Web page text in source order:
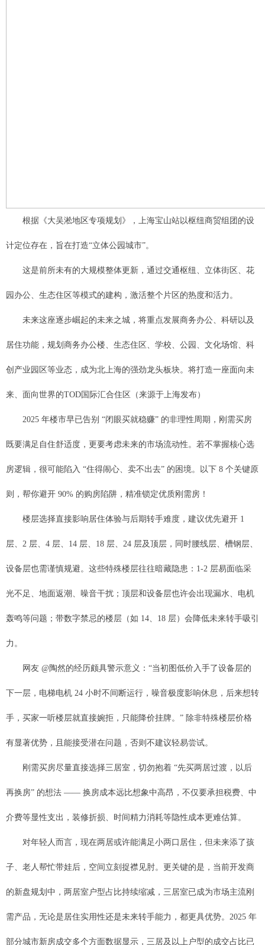
根据《大吴淞地区专项规划》，上海宝山站以枢纽商贸组团的设
计定位存在，旨在打造“立体公园城市”。
这是前所未有的大规模整体更新，通过交通枢纽、立体街区、花
园办公、生态住区等模式的建构，激活整个片区的热度和活力。
未来这座逐步崛起的未来之城，将重点发展商务办公、科研以及
居住功能，规划商务办公楼、生态住区、学校、公园、文化场馆、科
创产业园区等业态，成为北上海的强劲龙头板块。将打造一座面向未
来、面向世界的TOD国际汇合住区（来源于上海发布）
2025 年楼市早已告别 “闭眼买就稳赚” 的非理性周期，刚需买房
既要满足自住舒适度，更要考虑未来的市场流动性。若不掌握核心选
房逻辑，很可能陷入 “住得闹心、卖不出去” 的困境。以下 8 个关键原
则，帮你避开 90% 的购房陷阱，精准锁定优质刚需房！
楼层选择直接影响居住体验与后期转手难度，建议优先避开 1
层、2 层、4 层、14 层、18 层、24 层及顶层，同时腰线层、槽钢层、
设备层也需谨慎规避。这些特殊楼层往往暗藏隐患：1-2 层易面临采
光不足、地面返潮、噪音干扰；顶层和设备层也许会出现漏水、电机
轰鸣等问题；带数字禁忌的楼层（如 14、18 层）会降低未来转手吸引
力。
网友 @陶然的经历颇具警示意义：“当初图低价入手了设备层的
下一层，电梯电机 24 小时不间断运行，噪音极度影响休息，后来想转
手，买家一听楼层就直接婉拒，只能降价挂牌。” 除非特殊楼层价格
有显著优势，且能接受潜在问题，否则不建议轻易尝试。
刚需买房尽量直接选择三居室，切勿抱着 “先买两居过渡，以后
再换房” 的想法 —— 换房成本远比想象中高昂，不仅要承担税费、中
介费等显性支出，装修折损、时间精力消耗等隐性成本更难估算。
对年轻人而言，现在两居或许能满足小两口居住，但未来添了孩
子、老人帮忙带娃后，空间立刻捉襟见肘。更关键的是，当前开发商
的新盘规划中，两居室户型占比持续缩减，三居室已成为市场主流刚
需产品，无论是居住实用性还是未来转手能力，都更具优势。2025 年
部分城市新房成交多个方面数据显示，三居及以上户型的成交占比已